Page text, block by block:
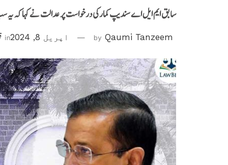
سابق ایم ایل اے سندیپ کمارکی درخواست پر عدالت نے کہا کہ یہ
by Qaumi Tanzeem اپریل 8, 2024 in